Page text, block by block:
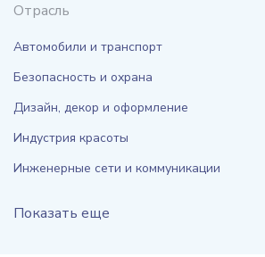
Отрасль
Автомобили и транспорт
Безопасность и охрана
Дизайн, декор и оформление
Индустрия красоты
Инженерные сети и коммуникации
Показать еще